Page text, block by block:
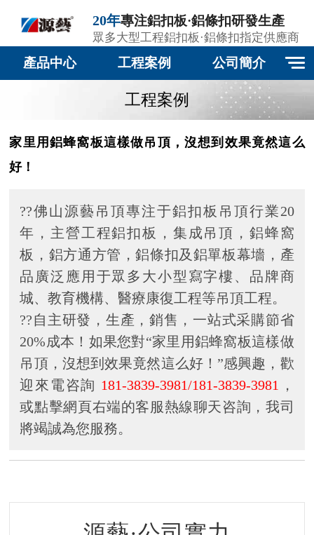
20年專注鋁扣板·鋁條扣研發生產
眾多大型工程鋁扣板·鋁條扣指定供應商
產品中心 工程案例 公司簡介
工程案例
家里用鋁蜂窩板這樣做吊頂，沒想到效果竟然這么
好！
??佛山源藝吊頂專注于鋁扣板吊頂行業20
年，主營工程鋁扣板，集成吊頂，鋁蜂窩
板，鋁方通方管，鋁條扣及鋁單板幕墻，產
品廣泛應用于眾多大小型寫字樓、品牌商
城、教育機構、醫療康復工程等吊頂工程。
??自主研發，生產，銷售，一站式采購節省
20%成本！如果您對“家里用鋁蜂窩板這樣做
吊頂，沒想到效果竟然這么好！”感興趣，歡
迎來電咨詢 181-3839-3981/181-3839-3981
，
或點擊網頁右端的客服熱線聊天咨詢，我司
將竭誠為您服務。